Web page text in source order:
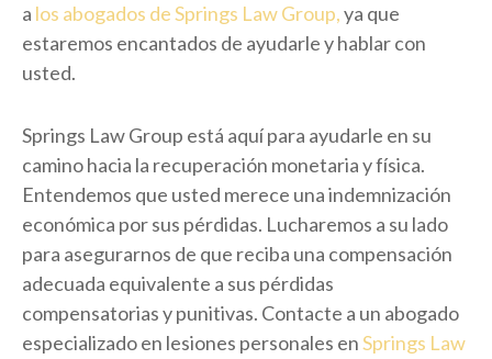
a los abogados de Springs Law Group,ya que
estaremos encantados de ayudarle y hablar con
usted.
Springs Law Group está aquí para ayudarle en su
camino hacia la recuperación monetaria y física.
Entendemos que usted merece una indemnización
económica por sus pérdidas. Lucharemos a su lado
para asegurarnos de que reciba una compensación
adecuada equivalente a sus pérdidas
compensatorias y punitivas. Contacte a un abogado
especializado en lesiones personales enSprings Law